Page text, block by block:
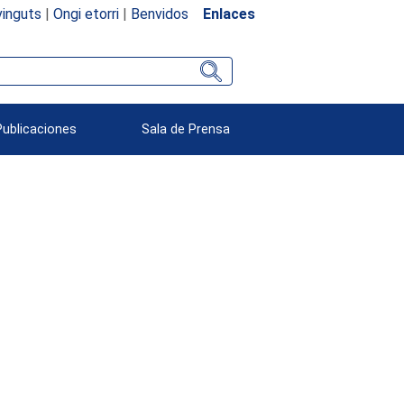
| Ongi etorri| Benvidos Enlaces
Sala de Prensa